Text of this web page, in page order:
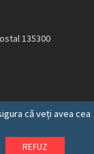
135300
că veți avea cea
REFUZ